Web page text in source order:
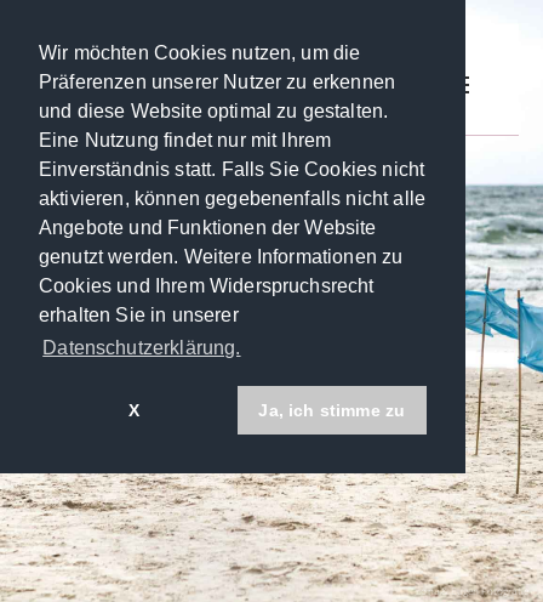
Wir möchten Cookies nutzen, um die
Präferenzen unserer Nutzer zu erkennen
und diese Website optimal zu gestalten.
Eine Nutzung findet nur mit Ihrem
Einverständnis statt. Falls Sie Cookies nicht
aktivieren, können gegebenenfalls nicht alle
Angebote und Funktionen der Website
genutzt werden. Weitere Informationen zu
Cookies und Ihrem Widerspruchsrecht
erhalten Sie in unserer
Datenschutzerklärung.
X Ja, ich stimme zu
Toggle
Ilona & Eugen Fotografie